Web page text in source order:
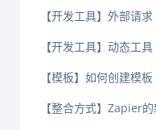
【开发工具】外部请求
【开发工具】动态工具
【模板】如何创建模板
【整合方式】Zapier